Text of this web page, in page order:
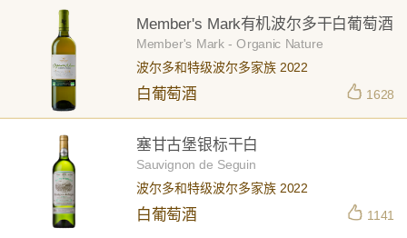
Member's Mark有机波尔多干白葡萄酒
Member's Mark - Organic Nature
波尔多和特级波尔多家族 2022
白葡萄酒 1628
塞甘古堡银标干白
Sauvignon de Seguin
波尔多和特级波尔多家族 2022
白葡萄酒 1141